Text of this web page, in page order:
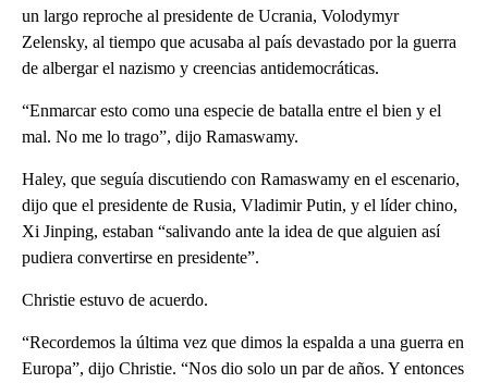
un largo reproche al presidente de Ucrania, Volodymyr
Zelensky, al tiempo que acusaba al país devastado por la guerra
de albergar el nazismo y creencias antidemocráticas.
“Enmarcar esto como una especie de batalla entre el bien y el
mal. No me lo trago”, dijo Ramaswamy.
Haley, que seguía discutiendo con Ramaswamy en el escenario,
dijo que el presidente de Rusia, Vladimir Putin, y el líder chino,
Xi Jinping, estaban “salivando ante la idea de que alguien así
pudiera convertirse en presidente”.
Christie estuvo de acuerdo.
“Recordemos la última vez que dimos la espalda a una guerra en
Europa”, dijo Christie. “Nos dio solo un par de años. Y entonces